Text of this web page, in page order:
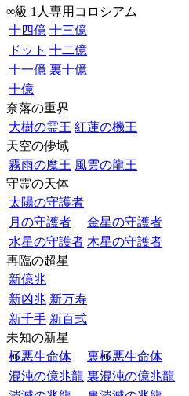
∞級 1人専用コロシアム
十四億 十三億
ドット 十二億
十一億 裏十億
十億
奈落の重界
大樹の霊王 紅蓮の機王
天空の儚域
霧雨の魔王 風雲の龍王
守霊の天体
太陽の守護者
月の守護者
金星の守護者
水星の守護者 木星の守護者
再臨の超星
新億兆
新凶兆 新万寿
新千手 新百式
未知の新星
極悪生命体
裏極悪生命体
混沌の億兆龍 裏混沌の億兆龍